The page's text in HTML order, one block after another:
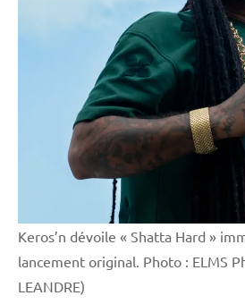
Martinique
Outremer
Politique
Keros’n dévoile « Shatta Hard »
lancement original. Photo : ELMS
LEANDRE)